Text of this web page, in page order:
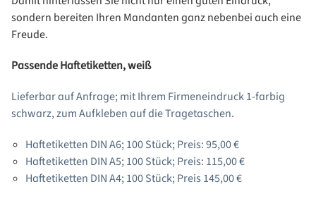
sondern bereiten Ihren Mandanten ganz nebenbei auch eine
Freude.
Passende Haftetiketten, weiß
Lieferbar auf Anfrage; mit Ihrem Firmeneindruck 1-farbig
schwarz, zum Aufkleben auf die Tragetaschen.
Haftetiketten DIN A6; 100 Stück; Preis: 95,00 €
Haftetiketten DIN A5; 100 Stück; Preis: 115,00 €
Haftetiketten DIN A4; 100 Stück; Preis 145,00 €